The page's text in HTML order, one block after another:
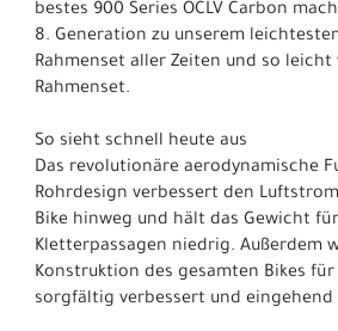
bestes 900 Series OCLV Carbon
8. Generation zu unserem
Rahmenset aller Zeiten und so leicht
Rahmenset.
So sieht schnell heute aus
Das revolutionäre aerodynamische
Rohrdesign verbessert den
Bike hinweg und hält das Gewicht
Kletterpassagen niedrig. Außerdem
Konstruktion des gesamten Bikes
sorgfältig verbessert und